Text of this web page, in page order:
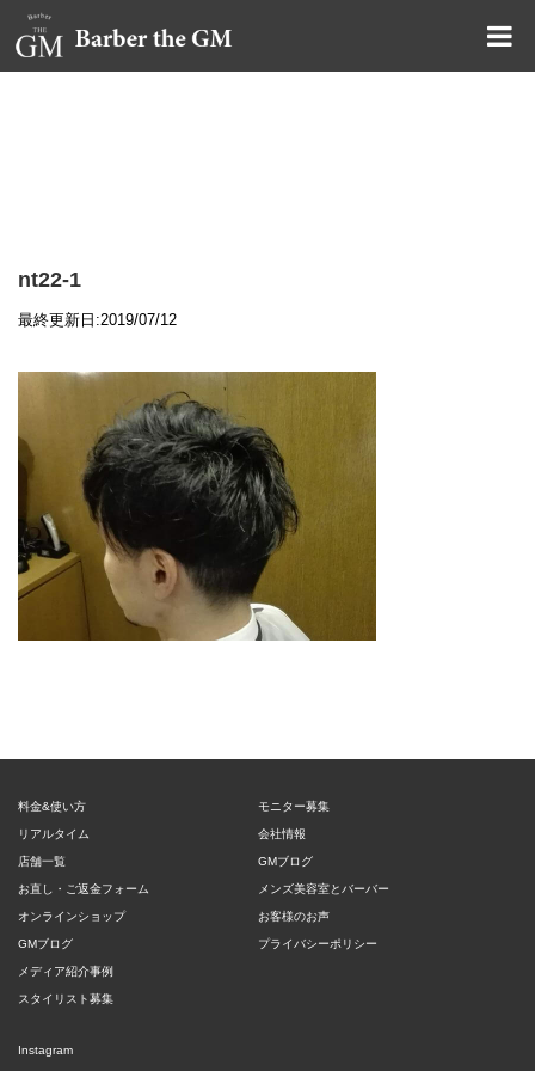
nt22-1
最終更新日:2019/07/12
料金&使い方
リアルタイム
店舗一覧
お直し・ご返金フォーム
オンラインショップ
GMブログ
メディア紹介事例
スタイリスト募集
モニター募集
会社情報
GMブログ
メンズ美容室とバーバー
お客様のお声
プライバシーポリシー
Instagram